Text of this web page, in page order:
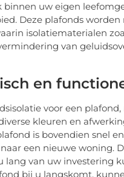
uw eigen
Deze plafonds worden
isolatiematerialen
van
en
voor een plafond,
kleuren en
is bovendien snel
een nieuwe woning.
lang van uw investering
bij u langskomt,